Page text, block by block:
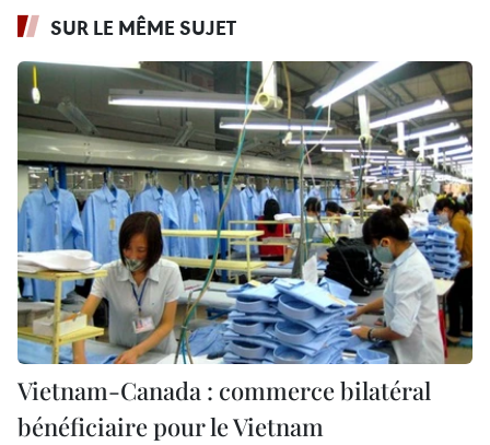
SUR LE MÊME SUJET
Vietnam-Canada : commerce bilatéral
bénéficiaire pour le Vietnam